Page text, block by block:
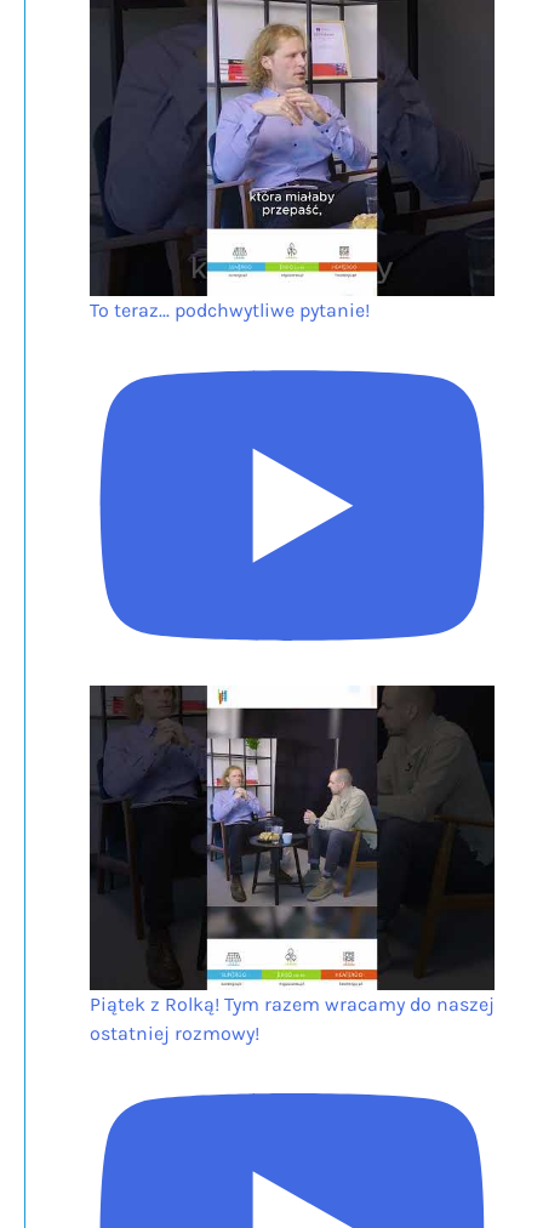
To teraz... podchwytliwe pytanie!
Piątek z Rolką! Tym razem wracamy do naszej
ostatniej rozmowy!